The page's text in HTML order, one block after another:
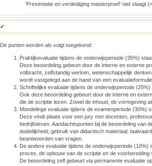
'Presentatie en verdediging masterproef' niet slaagt
✔
De punten worden als volgt toegekend:
Praktijkevaluatie tijdens de onderwijsperiode (35%)
Deze beoordeling gebeurt door de interne en externe
volbracht, zelfstandig werken, wetenschappelijk
wordt vastgelegd aan de hand van een
Schriftelijke evaluatie tijdens de onderwijsperiode (25%)
Ook deze beoordeling gebeurt door de interne en
die de scriptie lezen. Zowel de inhoud, de vormgeving
Mondelinge evaluatie tijdens de examenperiode (30%)
Deze vindt plaats voor een jury met docenten,
bedrijfsleven. Aandachtspunten bij de beoordeling van
duidelijkheid; gebruik van didactisch materiaal;
beantwoorden van vragen.
De andere evaluatie tijdens de onderwijsperiode (10%)
proces, de opbouw van de scriptie en de voorbereiding
De beoordeling zelf gebeurt via permanente evaluatie